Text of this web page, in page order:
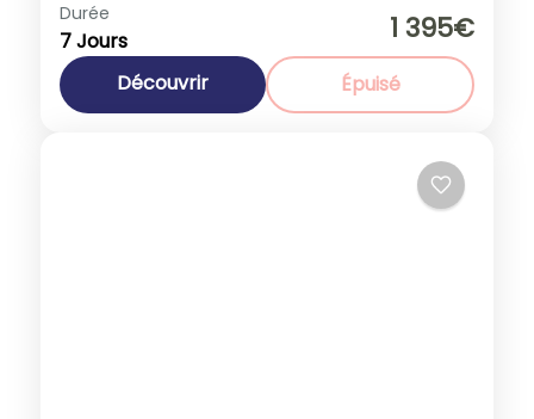
Promotions
Belgique,Europe,Pays Bas
1-40 People
Durée
7 Jours 1 395€
Découvrir Épuisé